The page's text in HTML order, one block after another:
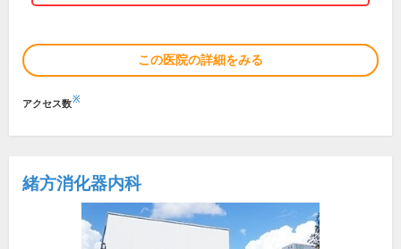
この医院の詳細をみる
アクセス数※
緒方消化器内科